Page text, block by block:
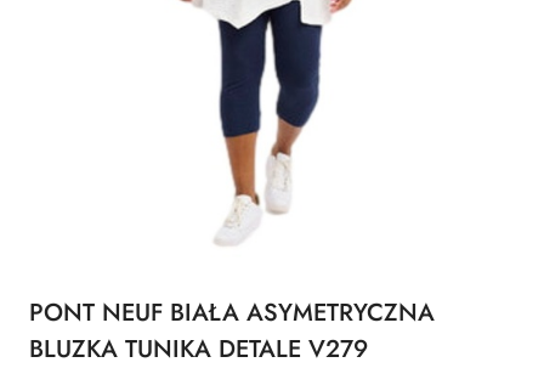
PONT NEUF BIAŁA ASYMETRYCZNA
BLUZKA TUNIKA DETALE V279